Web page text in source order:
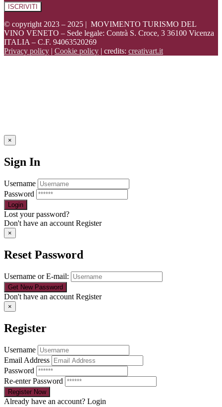
© copyright 2023 – 2025 | MOVIMENTO TURISMO DEL
VINO VENETO – Sede legale: Contrà S. Croce, 3 36100 Vicenza
ITALIA – C.F. 94063520269
Privacy policy | Cookie policy | credits: creativart.it
×
Sign In
Username
Password
Lost your password?
Don't have an account Register
×
Reset Password
Username or E-mail:
Don't have an account Register
×
Register
Username
Email Address
Password
Re-enter Password
Already have an account? Login